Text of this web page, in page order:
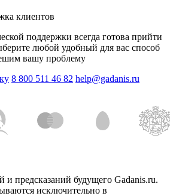
клиентов
поддержки всегда готова прийти
любой удобный для вас способ
вашу проблему
8 800 511 46 82 help@gadanis.ru
и предсказаний будущего Gadanis.ru.
исключительно в